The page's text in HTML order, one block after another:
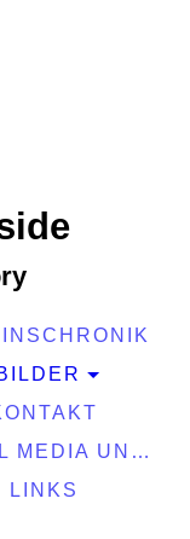
SOCIAL MEDIA UND MEDIEN
LINKS